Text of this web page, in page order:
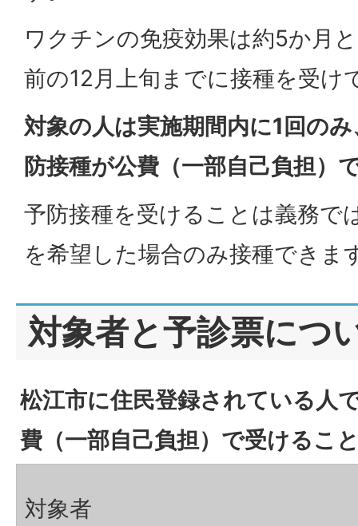
ワクチンの免疫効果は約5か月
前の12月上旬までに接種を受け
対象の人は実施期間内に1回の
防接種が公費（一部自己負担）
予防接種を受けることは義務で
を希望した場合のみ接種できま
対象者と予診票につ
松江市に住民登録されている人
費（一部自己負担）で受けるこ
対象者